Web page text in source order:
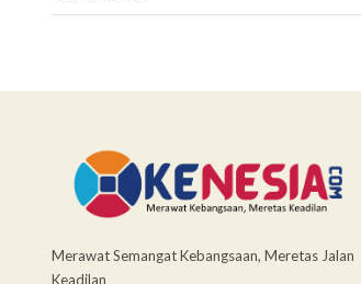
Merawat Semangat Kebangsaan, Meretas Jalan
Keadilan